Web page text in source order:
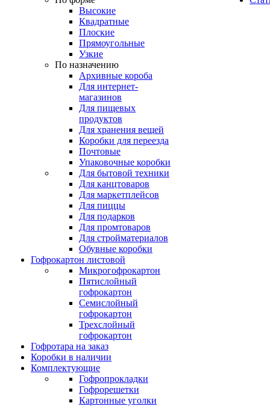
Высокие
Квадратные
Плоские
Прямоугольные
Узкие
По назначению
Архивные короба
Для интернет-
магазинов
Для пищевых
продуктов
Для хранения вещей
Коробки для переезда
Почтовые
Упаковочные коробки
Для бытовой техники
Для канцтоваров
Для маркетплейсов
Для пиццы
Для подарков
Для промтоваров
Для стройматериалов
Обувные коробки
Гофрокартон листовой
Микрогофрокартон
Пятислойный
гофрокартон
Семислойный
гофрокартон
Трехслойный
гофрокартон
Гофротара на заказ
Коробки в наличии
Комплектующие
Гофропрокладки
Гофрорешетки
Картонные уголки